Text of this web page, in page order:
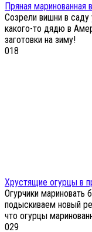
Пряная маринованная
Созрели вишни в
какого-то дядю в
заготовки на зиму!
018
Хрустящие огурцы в
Огурчики
подыскиваем новый
что огурцы
029